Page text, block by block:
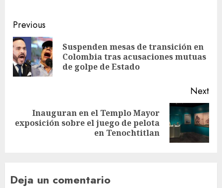
Previous
Suspenden mesas de transición en
Colombia tras acusaciones mutuas
de golpe de Estado
Next
Inauguran en el Templo Mayor
exposición sobre el juego de pelota
en Tenochtitlan
Deja un comentario